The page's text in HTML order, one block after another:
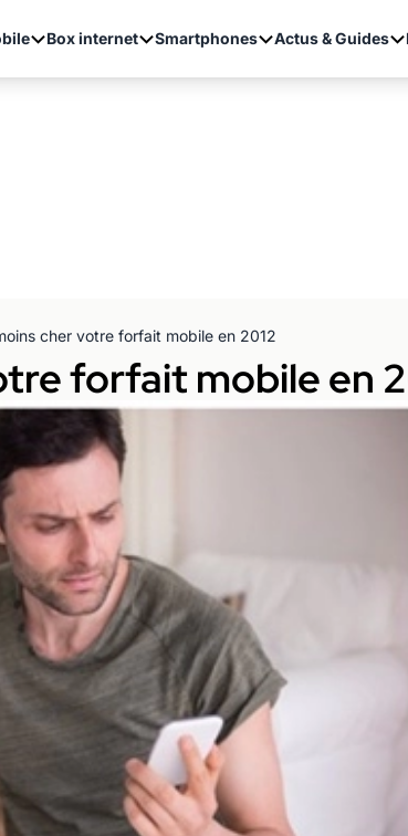
Box internet Smartphones Actus & Guides
cher votre forfait mobile en 2012
forfait mobile en